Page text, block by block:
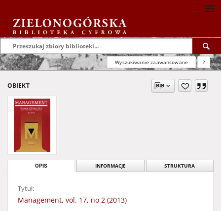
Wyszukiwanie zaawansowane ?
OBIEKT
OPIS INFORMACJE STRUKTURA
Tytuł:
Management, vol. 17, no 2 (2013)